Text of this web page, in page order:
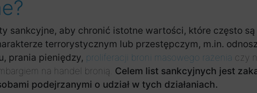
sankcyjne, aby chronić istotne wartości, które często są
terrorystycznym lub przestępczym, m.in.
prania pieniędzy, proliferacji broni masowego rażenia czy
na handel bronią. Celem list sankcyjnych jest
podejrzanymi o udział w tych działaniach.